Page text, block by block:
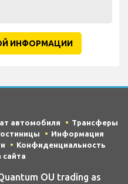
ИНФОРМАЦИИ
автомобиля
Трансферы
Информация
Конфиденциальность
сайта
OU trading as